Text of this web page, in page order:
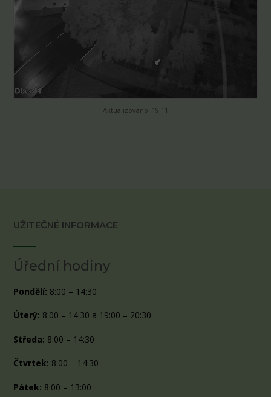
Aktualizováno: 19:11
UŽITEČNÉ INFORMACE
Úřední hodiny
Pondělí: 8:00 – 14:30
Úterý: 8:00 – 14:30 a 19:00 – 20:30
Středa: 8:00 – 14:30
Čtvrtek: 8:00 – 14:30
Pátek: 8:00 – 13:00